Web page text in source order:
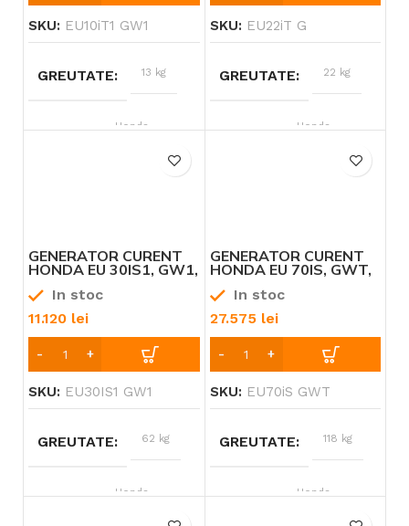
SKU: EU10iT1 GW1
GREUTATE 13 kg
BRAND Honda
SKU: EU22iT G
GREUTATE 22 kg
BRAND Honda
GENERATOR CURENT
HONDA EU 30IS1, GW1,
“INVERTER”
In stoc
11.120 lei
SKU: EU30IS1 GW1
GREUTATE 62 kg
BRAND Honda
GENERATOR CURENT
HONDA EU 70IS, GWT,
“INVERTER”
In stoc
27.575 lei
SKU: EU70iS GWT
GREUTATE 118 kg
BRAND Honda